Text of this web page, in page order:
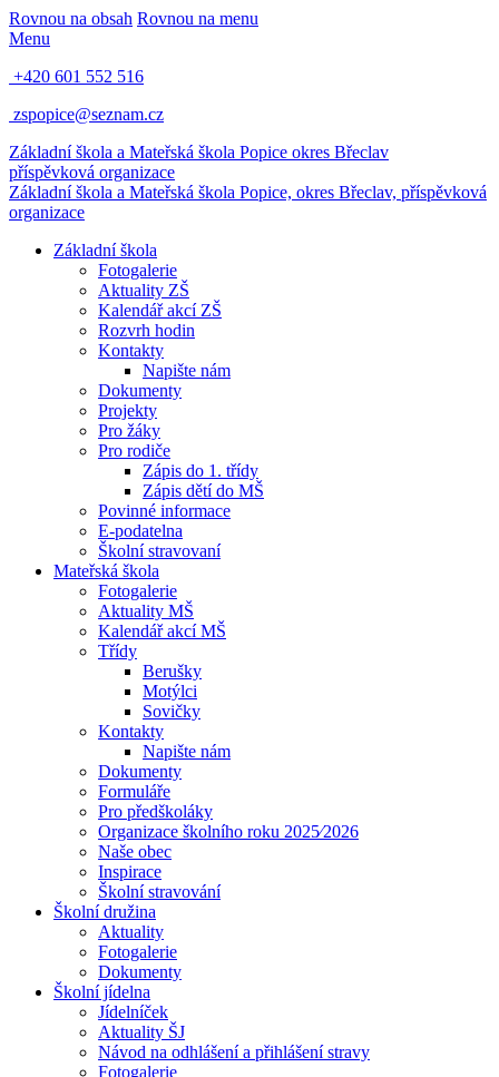
Rovnou na obsah Rovnou na menu
Menu
+420 601 552 516
zspopice@seznam.cz
Základní škola a Mateřská škola Popice okres Břeclav
příspěvková organizace
Základní škola a Mateřská škola Popice, okres Břeclav, příspěvková
organizace
Základní škola
Fotogalerie
Aktuality ZŠ
Kalendář akcí ZŠ
Rozvrh hodin
Kontakty
Napište nám
Dokumenty
Projekty
Pro žáky
Pro rodiče
Zápis do 1. třídy
Zápis dětí do MŠ
Povinné informace
E-podatelna
Školní stravovaní
Mateřská škola
Fotogalerie
Aktuality MŠ
Kalendář akcí MŠ
Třídy
Berušky
Motýlci
Sovičky
Kontakty
Napište nám
Dokumenty
Formuláře
Pro předškoláky
Organizace školního roku 2025⁄2026
Naše obec
Inspirace
Školní stravování
Školní družina
Aktuality
Fotogalerie
Dokumenty
Školní jídelna
Jídelníček
Aktuality ŠJ
Návod na odhlášení a přihlášení stravy
Fotogalerie